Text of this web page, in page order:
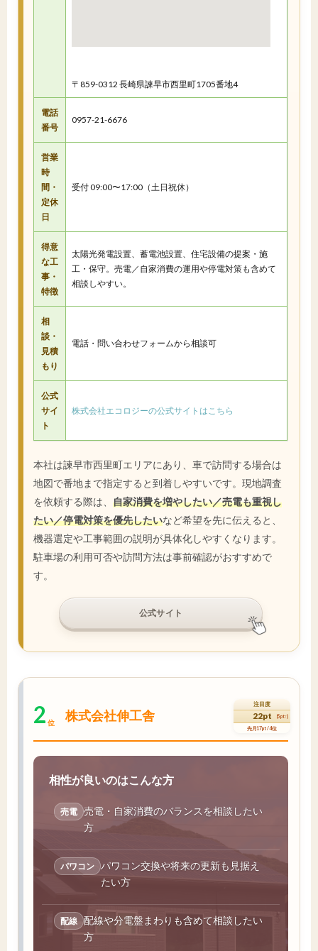
〒859-0312 長崎県諫早市西里町1705番地4
電話
番号
0957-21-6676
営業
時
間・
定休
日
受付 09:00〜17:00（土日祝休）
得意
な工
事・
特徴
太陽光発電設置、蓄電池設置、住宅設備の提案・施
工・保守。売電／自家消費の運用や停電対策も含めて
相談しやすい。
相
談・
見積
もり
電話・問い合わせフォームから相談可
公式
サイ
ト
株式会社エコロジーの公式サイトはこちら
本社は諫早市西里町エリアにあり、車で訪問する場合は
地図で番地まで指定すると到着しやすいです。現地調査
を依頼する際は、 自家消費を増やしたい／売電も重視し
たい／停電対策を優先したいなど希望を先に伝えると、
機器選定や工事範囲の説明が具体化しやすくなります。
駐車場の利用可否や訪問方法は事前確認がおすすめで
す。
公式サイト
2 位 株式会社伸工舎
注目度
22pt (5pt↑)
先月17pt / 4位
相性が良いのはこんな方
売電 売電・自家消費のバランスを相談したい
方
パワコン パワコン交換や将来の更新も見据え
たい方
配線 配線や分電盤まわりも含めて相談したい
方